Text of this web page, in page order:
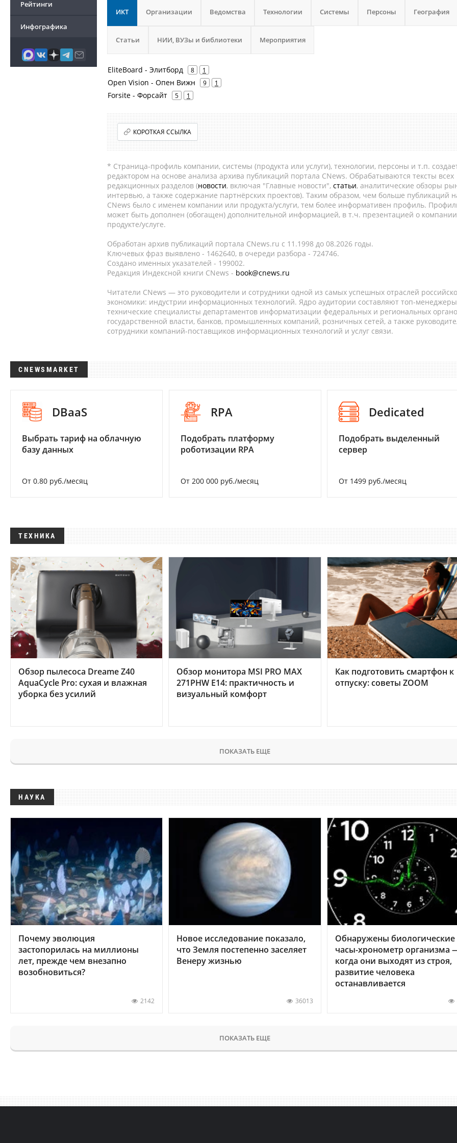
Рейтинги
Инфографика
ИКТ Организации Ведомства Технологии Системы Персоны География
Статьи НИИ, ВУЗы и библиотеки Мероприятия
EliteBoard - Элитборд 8 1
Open Vision - Опен Вижн 9 1
Forsite - Форсайт 5 1
КОРОТКАЯ ССЫЛКА
* Страница-профиль компании, системы (продукта или услуги), технологии, персоны и т.п.
редактором на основе анализа архива публикаций портала CNews. Обрабатываются тексты всех
редакционных разделов (новости, включая "Главные новости", статьи, аналитические обзоры
интервью, а также содержание партнёрских проектов). Таким образом, чем больше публикаций
CNews было с именем компании или продукта/услуги, тем более информативен профиль.
может быть дополнен (обогащен) дополнительной информацией, в т.ч. презентацией о
продукте/услуге.
Обработан архив публикаций портала CNews.ru c 11.1998 до 08.2026 годы.
Ключевых фраз выявлено - 1462640, в очереди разбора - 724746.
Создано именных указателей - 199002.
Редакция Индексной книги CNews - book@cnews.ru
Читатели CNews — это руководители и сотрудники одной из самых успешных отраслей
экономики: индустрии информационных технологий. Ядро аудитории составляют топ-
технические специалисты департаментов информатизации федеральных и региональных
государственной власти, банков, промышленных компаний, розничных сетей, а также
сотрудники компаний-поставщиков информационных технологий и услуг связи.
CNEWSMARKET
DBaaS
Выбрать тариф на облачную
базу данных
От 0.80 руб./месяц
RPA
Подобрать платформу
роботизации RPA
От 200 000 руб./месяц
Dedicated
Подобрать выделенный
сервер
От 1499 руб./месяц
ТЕХНИКА
Обзор пылесоса Dreame Z40
AquaCycle Pro: сухая и влажная
уборка без усилий
Обзор монитора MSI PRO MAX
271PHW E14: практичность и
визуальный комфорт
Как подготовить смартфон к
отпуску: советы ZOOM
ПОКАЗАТЬ ЕЩЕ
НАУКА
Почему эволюция
застопорилась на миллионы
лет, прежде чем внезапно
возобновиться?
2142
Новое исследование показало,
что Земля постепенно заселяет
Венеру жизнью
36013
Обнаружены биологические
часы-хронометр организма
когда они выходят из строя,
развитие человека
останавливается
ПОКАЗАТЬ ЕЩЕ